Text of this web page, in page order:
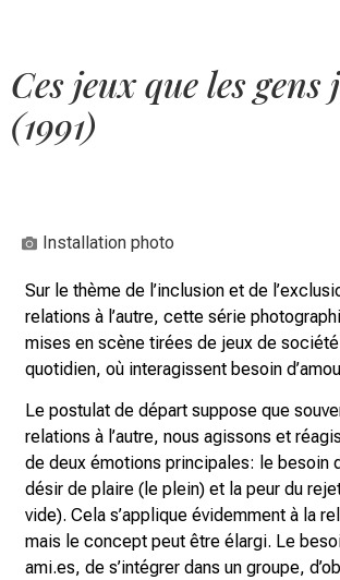
Ces jeux que les gens
(1991)
Installation photo
Sur le thème de l’inclusion et de
relations à l’autre, cette série
mises en scène tirées de jeux de société
quotidien, où interagissent besoin
Le postulat de départ suppose que
relations à l’autre, nous agissons et
de deux émotions principales: le besoin
désir de plaire (le plein) et la peur du
vide). Cela s’applique évidemment à la
mais le concept peut être élargi. Le
ami.es, de s’intégrer dans un groupe,